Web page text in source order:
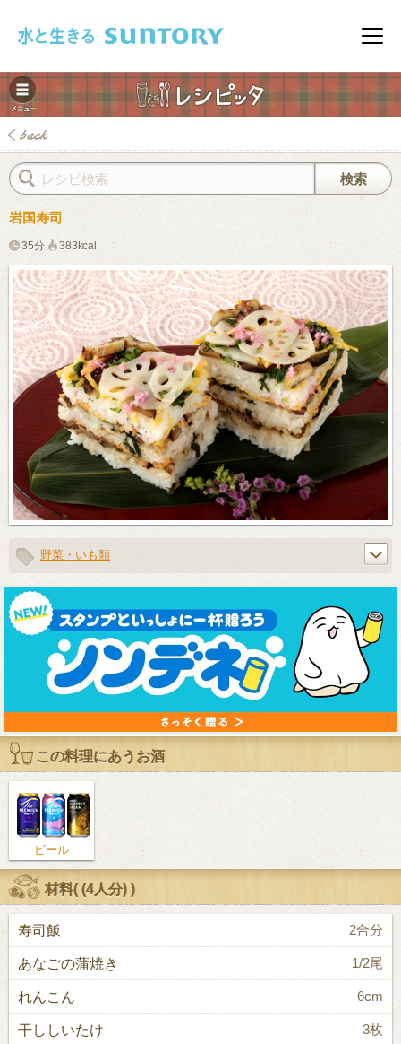
メニ
レシピ
岩国寿司
35分 383kcal
野菜・いも類
この料理にあうお酒
ビール
材料((4人分) )
寿司飯 2合分
あなごの蒲焼き 1/2尾
れんこん 6cm
干ししいたけ 3枚